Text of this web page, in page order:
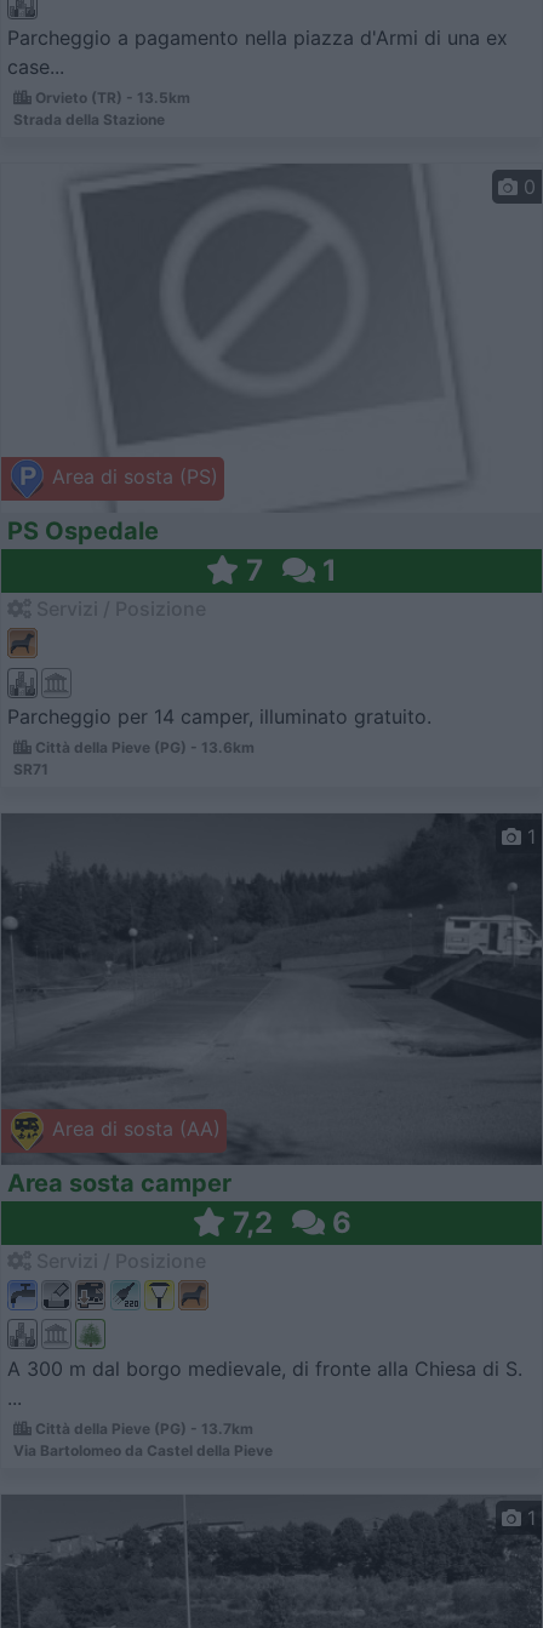
Parcheggio a pagamento nella piazza d'Armi di una ex
case...
Orvieto (TR) - 13.5km
Strada della Stazione
Area di sosta (PS)
0
PS Ospedale
7 1
Parcheggio per 14 camper, illuminato gratuito.
Città della Pieve (PG) - 13.6km
SR71
Area di sosta (AA)
1
Area sosta camper
7,2 6
A 300 m dal borgo medievale, di fronte alla Chiesa di S.
...
Città della Pieve (PG) - 13.7km
Via Bartolomeo da Castel della Pieve
1